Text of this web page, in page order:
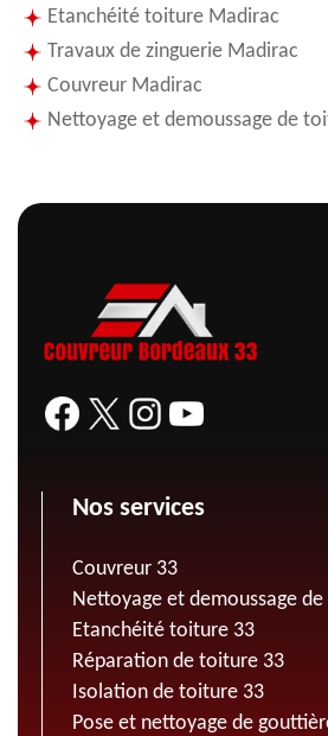
Etanchéité toiture Madirac
Travaux de zinguerie Madirac
Couvreur Madirac
Nettoyage et demoussage de
Nos services
Couvreur 33
Nettoyage et demoussage
Etanchéité toiture 33
Réparation de toiture 33
Isolation de toiture 33
Pose et nettoyage de